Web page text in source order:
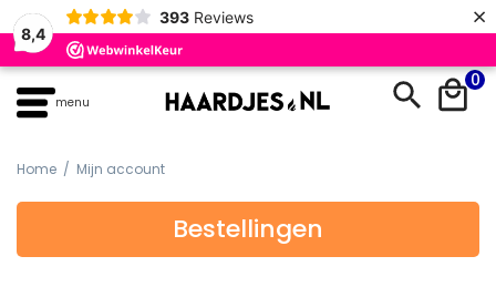
8,4
393 Reviews ×
Skip
content
menu
0
Home / Mijn account
Bestellingen